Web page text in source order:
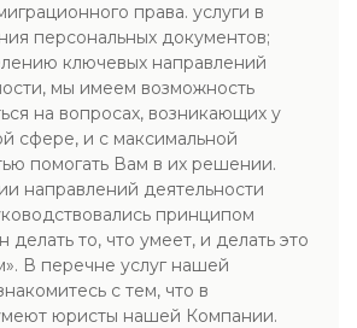
права. услуги в
персональных документов;
ключевых направлений
мы имеем возможность
на вопросах, возникающих у
сфере, и с максимальной
помогать Вам в их решении.
направлений деятельности
принципом
то, что умеет, и делать это
В перечне услуг нашей
с тем, что в
юристы нашей Компании.